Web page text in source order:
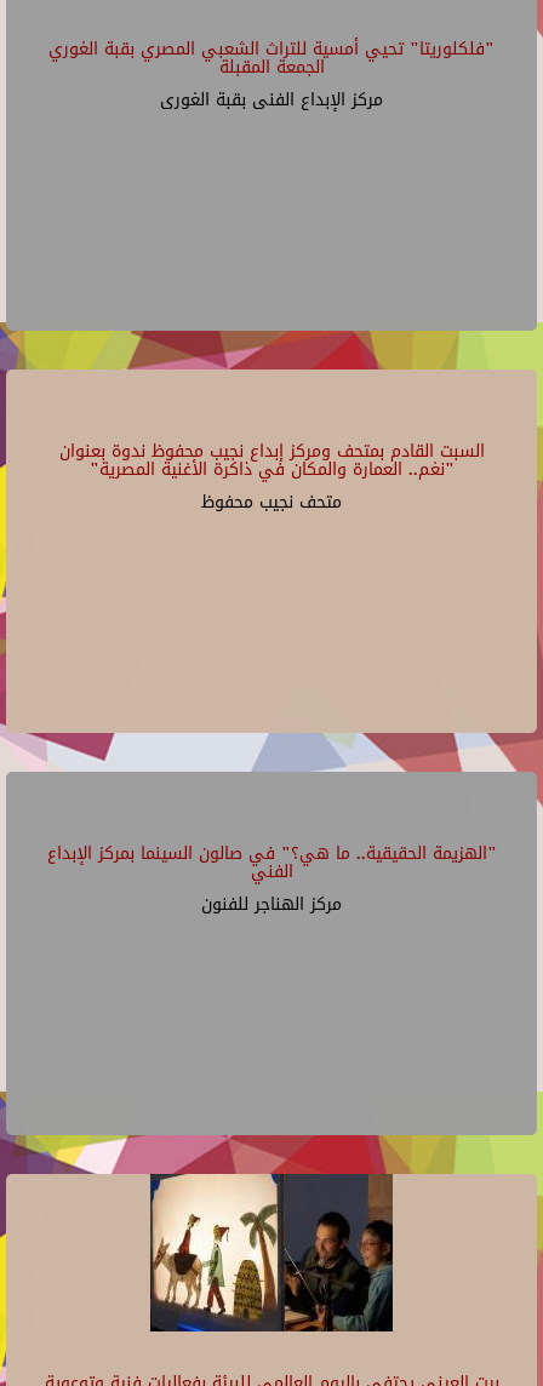
"فلكلوريتا" تحيي أمسية للتراث الشعبي المصري بقبة الغوري
الجمعة المقبلة
مركز الإبداع الفنى بقبة الغورى
السبت القادم بمتحف ومركز إبداع نجيب محفوظ ندوة بعنوان
"نغم.. العمارة والمكان في ذاكرة الأغنية المصرية"
متحف نجيب محفوظ
"الهزيمة الحقيقية.. ما هي؟" في صالون السينما بمركز الإبداع
الفني
مركز الهناجر للفنون